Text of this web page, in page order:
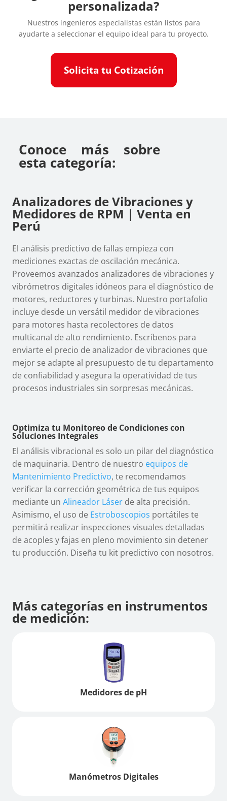
personalizada?
Nuestros ingenieros especialistas están listos para
ayudarte a seleccionar el equipo ideal para tu proyecto.
Solicita tu Cotización
Conoce más sobre
esta categoría:
Analizadores de Vibraciones y
Medidores de RPM | Venta en
Perú
El análisis predictivo de fallas empieza con
mediciones exactas de oscilación mecánica.
Proveemos avanzados analizadores de vibraciones y
vibrómetros digitales idóneos para el diagnóstico de
motores, reductores y turbinas. Nuestro portafolio
incluye desde un versátil medidor de vibraciones
para motores hasta recolectores de datos
multicanal de alto rendimiento. Escríbenos para
enviarte el precio de analizador de vibraciones que
mejor se adapte al presupuesto de tu departamento
de confiabilidad y asegura la operatividad de tus
procesos industriales sin sorpresas mecánicas.
Optimiza tu Monitoreo de Condiciones con
Soluciones Integrales
El análisis vibracional es solo un pilar del diagnóstico
de maquinaria. Dentro de nuestro equipos de
Mantenimiento Predictivo, te recomendamos
verificar la corrección geométrica de tus equipos
mediante unAlineador Láser de alta precisión.
Asimismo, el uso de Estroboscopios portátiles te
permitirá realizar inspecciones visuales detalladas
de acoples y fajas en pleno movimiento sin detener
tu producción. Diseña tu kit predictivo con nosotros.
Más categorías en instrumentos
de medición:
Medidores de pH
Manómetros Digitales